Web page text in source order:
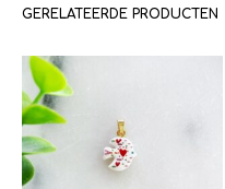
GERELATEERDE PRODUCTEN